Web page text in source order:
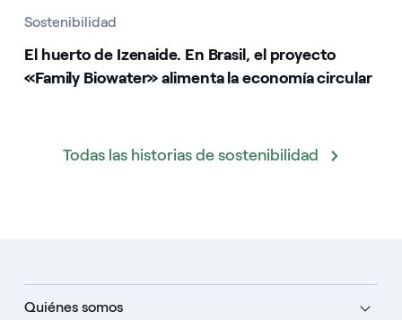
Sostenibilidad
El huerto de Izenaide. En Brasil, el proyecto
«Family Biowater» alimenta la economía circular
Todas las historias de sostenibilidad
Quiénes somos